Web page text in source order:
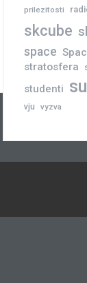
prilezitosti
skcube
space
stratosfera
studenti
vju vyzva